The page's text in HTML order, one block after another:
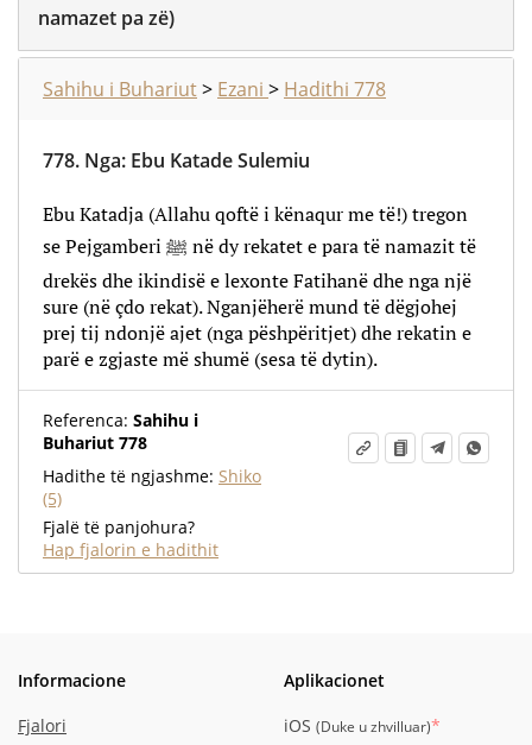
namazet pa zë)
Sahihu i Buhariut> Ezani > Hadithi 778
778. Nga: Ebu Katade Sulemiu
Ebu Katadja (Allahu qoftë i kënaqur me të!) tregon
se Pejgamberi ﷺ në dy rekatet e para të namazit të
drekës dhe ikindisë e lexonte Fatihanë dhe nga një
sure (në çdo rekat). Nganjëherë mund të dëgjohej
prej tij ndonjë ajet (nga pëshpëritjet) dhe rekatin e
parë e zgjaste më shumë (sesa të dytin).
Referenca: Sahihu i
Buhariut 778
Hadithe të ngjashme: Shiko
(5)
Fjalë të panjohura?
Hap fjalorin e hadithit
Informacione
Fjalori
Aplikacionet
iOS (Duke u zhvilluar)*